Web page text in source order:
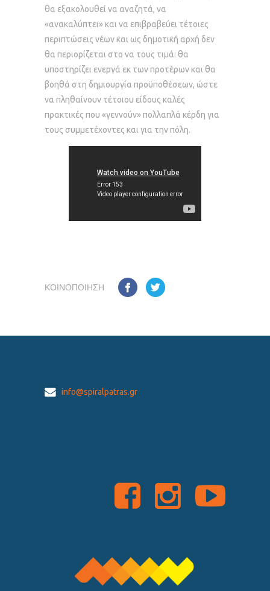
θα εξακολουθεί να αναζητά, να
«ανακαλύπτει» και να επιβραβεύει τέτοιες
περιπτώσεις νέων και ως δημοτική αρχή δεν
θα περιορίζεται στο να τους τιμά: θα
υποστηρίζει ενεργά εκ των προτέρων και θα
βοηθά στη δημιουργία προϋποθέσεων, ώστε
να πληθαίνουν τέτοιου είδους καλές
πρακτικές που «γεννούν» πολλαπλά κέρδη για
τους συμμετέχοντες και για την πόλη.
ΚΟΙΝΟΠΟΊΗΣΗ
info@spiralpatras.gr